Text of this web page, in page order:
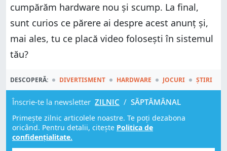
cumpărăm hardware nou și scump. La final,
sunt curios ce părere ai despre acest anunț și,
mai ales, tu ce placă video folosești în sistemul
tău?
DESCOPERĂ: DIVERTISMENT HARDWARE JOCURI ȘTIRI
Înscrie-te la newsletter ZILNIC / SĂPTĂMÂNAL
Primește zilnic articolele noastre. Te poți dezabona
oricând. Pentru detalii, citește Politica de
confidențialitate.